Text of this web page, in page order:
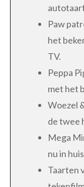
Paw
het
TV.
Peppa
met het
Woezel
de twee
Mega
nu in
Taarten